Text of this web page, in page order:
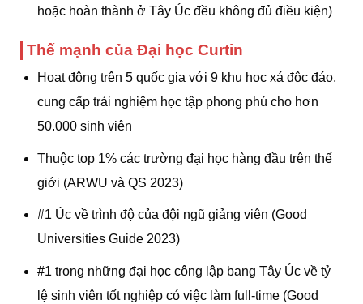
hoặc hoàn thành ở Tây Úc đều không đủ điều kiện)
Thế mạnh của Đại học Curtin
Hoạt động trên 5 quốc gia với 9 khu học xá độc đáo,
cung cấp trải nghiệm học tập phong phú cho hơn
50.000 sinh viên
Thuộc top 1% các trường đại học hàng đầu trên thế
giới (ARWU và QS 2023)
#1 Úc về trình độ của đội ngũ giảng viên (Good
Universities Guide 2023)
#1 trong những đại học công lập bang Tây Úc về tỷ
lệ sinh viên tốt nghiệp có việc làm full-time (Good